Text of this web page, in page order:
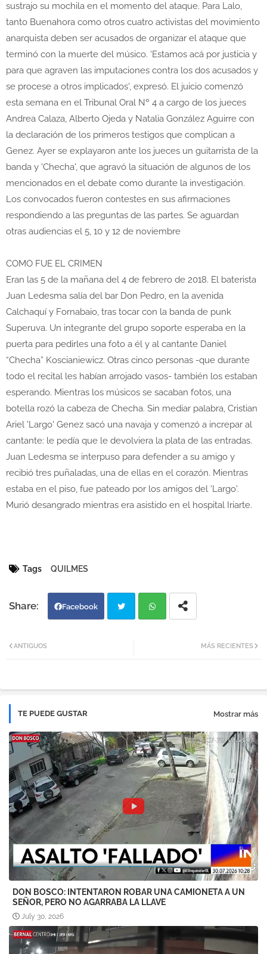
sustrajo su mochila en el momento del ataque. Para Lalo,
tanto Buenahora como otros cuatro activistas del movimiento
anarquista deben ser acusados de organizar el ataque que
terminó con la muerte del músico. 'Estamos acá por justicia y
para que agraven las imputaciones contra los dos acusados y
se procese a otros implicados', expresó. El juicio comenzó
esta semana en el Tribunal Oral Nº 4 a cargo de los jueces
Andrea Calaza, Alberto Ojeda y Natalia González Aguirre con
la declaración de los primeros testigos que complican a
Genez. Ayer se explayaron ante los jueces un guitarrista de la
banda y 'Checha', que agravó la situación de algunos de los
mencionados en el debate como durante la investigación.
Los convocados fueron contestes en sus afirmaciones
respondiendo a las preguntas de las partes. Se aguardan
otras audiencias el 5, 10 y 12 de noviembre
COMO FUE EL CRIMEN
Eran las 5 de la mañana del 4 de febrero de 2018. El baterista
Juan Ledesma salía del bar Don Pedro, en la avenida
Calchaquí y Fornabaio, tras tocar con la banda de punk
Superuva. Un integrante del grupo soporte esperaba en la
puerta para pedirles una foto a él y al cantante Daniel
“Checha” Koscianiewicz. Otras cinco personas -que durante
todo el recital les habían arrojado vasos- también los estaban
esperando. Mientras los músicos se sacaban fotos, una
botella rozó la cabeza de Checha. Sin mediar palabra, Cristian
Ariel 'Largo' Genez sacó una navaja y comenzó a increpar al
cantante: le pedía que le devolviera la plata de las entradas.
Juan Ledesma se interpuso para defender a su amigo y
recibió tres puñaladas, una de ellas en el corazón. Mientras
estaba en el piso, fue pateado por los amigos del 'Largo'.
Murió desangrado mientras era asistido en el hospital Iriarte.
Tags QUILMES
Facebook
pp
MÁS RECIENTES
ANTIGUOS
TE PUEDE GUSTAR Mostrar más
DON BOSCO: INTENTARON ROBAR UNA CAMIONETA A UN
SEÑOR, PERO NO AGARRABA LA LLAVE
July 30, 2026